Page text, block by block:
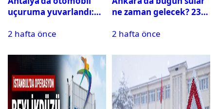
uçuruma yuvarlandı:
var
2 hafta önce
ne zaman gelecek? 23
su kesintisi sorgulama
2 hafta önce